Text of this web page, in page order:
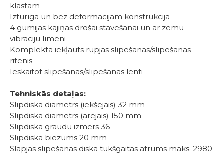
klāstam
Izturīga un bez deformācijām konstrukcija
4 gumijas kājiņas drošai stāvēšanai un ar zemu
vibrāciju līmeni
Komplektā iekļauts rupjās slīpēšanas/slīpēšanas
ritenis
Ieskaitot slīpēšanas/slīpēšanas lenti
Tehniskās detaļas:
Slīpdiska diametrs (iekšējais) 32 mm
Slīpdiska diametrs (ārējais) 150 mm
Slīpdiska graudu izmērs 36
Slīpdiska biezums 20 mm
Slapjās slīpēšanas diska tukšgaitas ātrums maks. 2980